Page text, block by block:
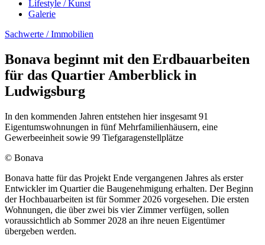
Lifestyle / Kunst
Galerie
Sachwerte / Immobilien
Bonava beginnt mit den Erdbauarbeiten
für das Quartier Amberblick in
Ludwigsburg
In den kommenden Jahren entstehen hier insgesamt 91
Eigentumswohnungen in fünf Mehrfamilienhäusern, eine
Gewerbeeinheit sowie 99 Tiefgaragenstellplätze
© Bonava
Bonava hatte für das Projekt Ende vergangenen Jahres als erster
Entwickler im Quartier die Baugenehmigung erhalten. Der Beginn
der Hochbauarbeiten ist für Sommer 2026 vorgesehen. Die ersten
Wohnungen, die über zwei bis vier Zimmer verfügen, sollen
voraussichtlich ab Sommer 2028 an ihre neuen Eigentümer
übergeben werden.